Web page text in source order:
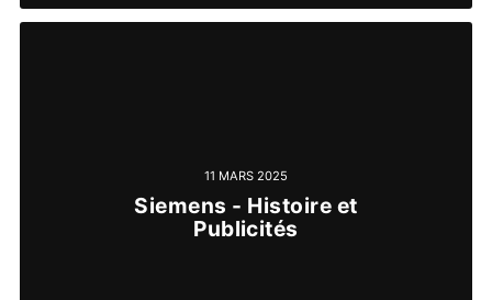
11 MARS 2025
Siemens - Histoire et
Publicités